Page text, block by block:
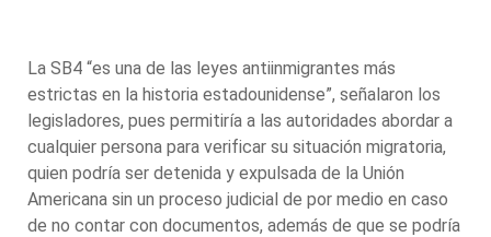
La SB4 “es una de las leyes antiinmigrantes más
estrictas en la historia estadounidense”, señalaron los
legisladores, pues permitiría a las autoridades abordar a
cualquier persona para verificar su situación migratoria,
quien podría ser detenida y expulsada de la Unión
Americana sin un proceso judicial de por medio en caso
de no contar con documentos, además de que se podría